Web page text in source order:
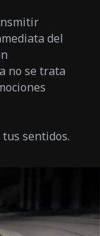
del
no se trata
tus sentidos.